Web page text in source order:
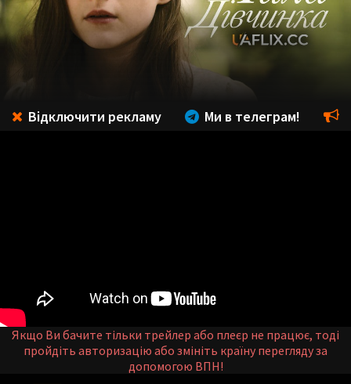
Відключити рекламу Ми в телеграм!
Якщо Ви бачите тільки трейлер або плеєр не працює, тоді
пройдіть авторизацію або змініть країну перегляду за
допомогою ВПН!